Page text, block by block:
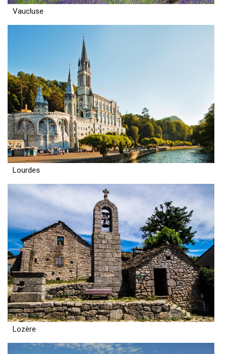
Vaucluse
Lourdes
Lozère